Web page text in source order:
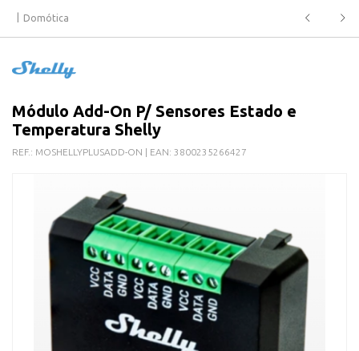
Domótica
Módulo Add-On P/ Sensores Estado e
Temperatura Shelly
REF.: MOSHELLYPLUSADD-ON | EAN: 3800235266427